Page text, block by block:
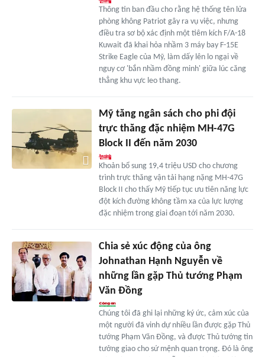
Thông tin ban đầu cho rằng hệ thống tên lửa
phòng không Patriot gây ra vụ việc, nhưng
điều tra sơ bộ xác định một tiêm kích F/A-18
Kuwait đã khai hỏa nhầm 3 máy bay F-15E
Strike Eagle của Mỹ, làm dấy lên lo ngại về
nguy cơ 'bắn nhầm đồng minh' giữa lúc căng
thẳng khu vực leo thang.
Mỹ tăng ngân sách cho phi đội
trực thăng đặc nhiệm MH-47G
Block II đến năm 2030
Khoản bổ sung 19,4 triệu USD cho chương
trình trực thăng vận tải hạng nặng MH-47G
Block II cho thấy Mỹ tiếp tục ưu tiên năng lực
đột kích đường không tầm xa của lực lượng
đặc nhiệm trong giai đoạn tới năm 2030.
Chia sẻ xúc động của ông
Johnathan Hạnh Nguyễn về
những lần gặp Thủ tướng Phạm
Văn Đồng
Chúng tôi đã ghi lại những ký ức, cảm xúc của
một người đã vinh dự nhiều lần được gặp Thủ
tướng Phạm Văn Đồng, và được Thủ tướng tin
tưởng giao cho sứ mệnh quan trọng. Đó là ông